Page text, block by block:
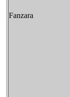
Fanzara